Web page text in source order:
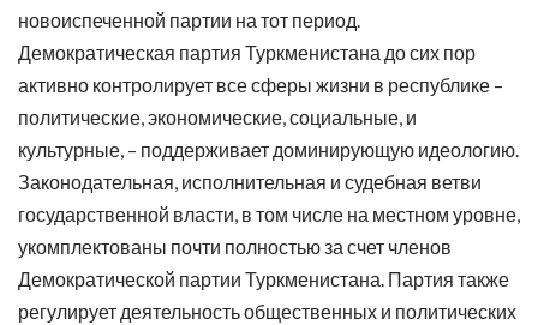
новоиспеченной партии на тот период.
Демократическая партия Туркменистана до сих пор
активно контролирует все сферы жизни в республике –
политические, экономические, социальные, и
культурные, – поддерживает доминирующую идеологию.
Законодательная, исполнительная и судебная ветви
государственной власти, в том числе на местном уровне,
укомплектованы почти полностью за счет членов
Демократической партии Туркменистана. Партия также
регулирует деятельность общественных и политических